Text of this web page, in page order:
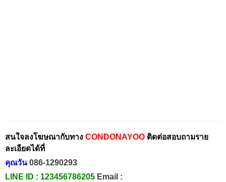
สนใจลงโฆษณากับทาง CONDONAYOO ติดต่อสอบถามราย
ละเอียดได้ที่
คุณวัน 086-1290293
LINE ID : 123456786205 Email :